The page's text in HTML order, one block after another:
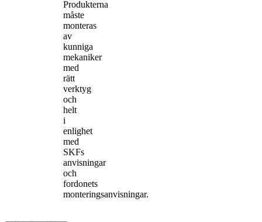
Produkterna
måste
monteras
av
kunniga
mekaniker
med
rätt
verktyg
och
helt
i
enlighet
med
SKFs
anvisningar
och
fordonets
monteringsanvisningar.